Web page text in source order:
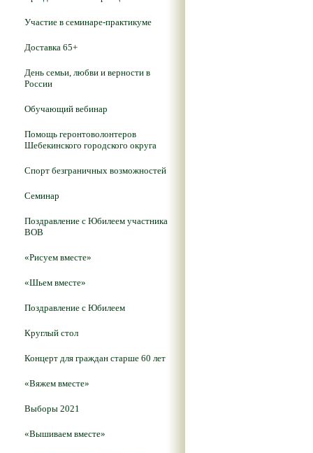
Участие в семинаре-практикуме
Доставка 65+
День семьи, любви и верности в
России
Обучающий вебинар
Помощь геронтоволонтеров
Шебекинского городского округа
Спорт безграничных возможностей
Семинар
Поздравление с Юбилеем участника
ВОВ
«Рисуем вместе»
«Шьем вместе»
Поздравление с Юбилеем
Круглый стол
Концерт для граждан старше 60 лет
«Вяжем вместе»
Выборы 2021
«Вышиваем вместе»